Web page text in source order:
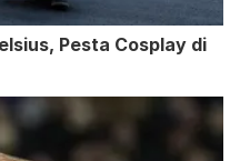
Pesta Cosplay di